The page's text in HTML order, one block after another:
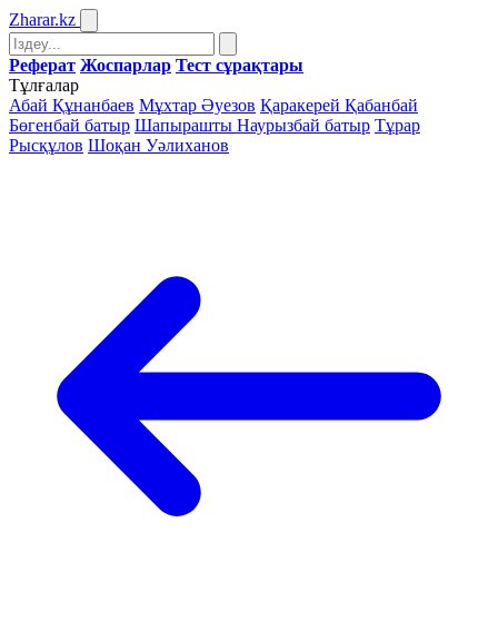
Zharar.kz
Реферат Жоспарлар Тест сұрақтары
Тұлғалар
Абай Құнанбаев Мұхтар Әуезов Қаракерей Қабанбай
Бөгенбай батыр Шапырашты Наурызбай батыр Тұрар
Рысқұлов Шоқан Уәлиханов